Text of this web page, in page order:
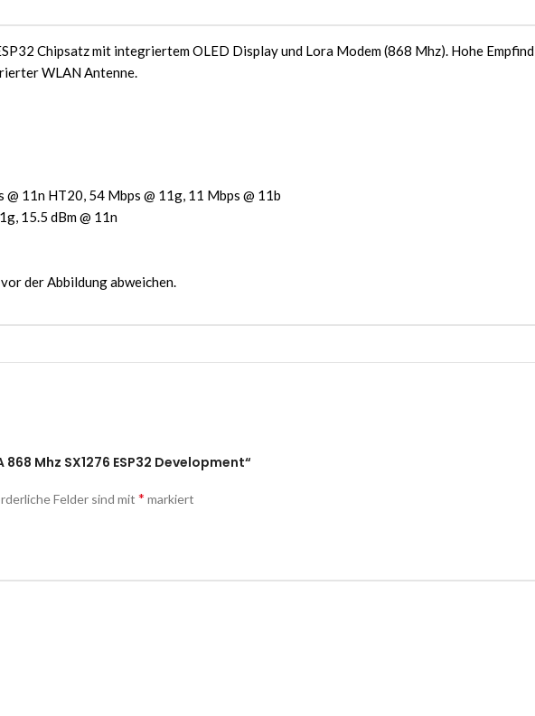
Chipsatz mit integriertem OLED Display und Lora Modem (868 Mhz). Hohe
WLAN Antenne.
11n HT20, 54 Mbps @ 11g, 11 Mbps @ 11b
15.5 dBm @ 11n
der Abbildung abweichen.
Mhz SX1276 ESP32 Development“
Felder sind mit * markiert